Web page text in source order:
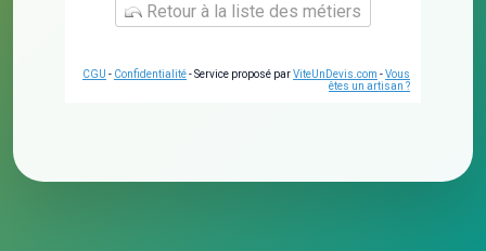
Retour à la liste des métiers
CGU - Confidentialité- Service proposé parViteUnDevis.com -Vous
êtes un artisan ?